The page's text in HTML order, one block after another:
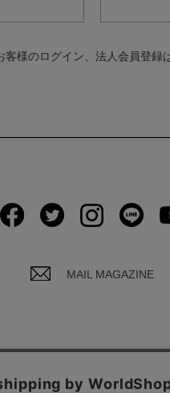
様のログイン、法人会員登録
MAIL MAGAZINE
ついて ご利用規約